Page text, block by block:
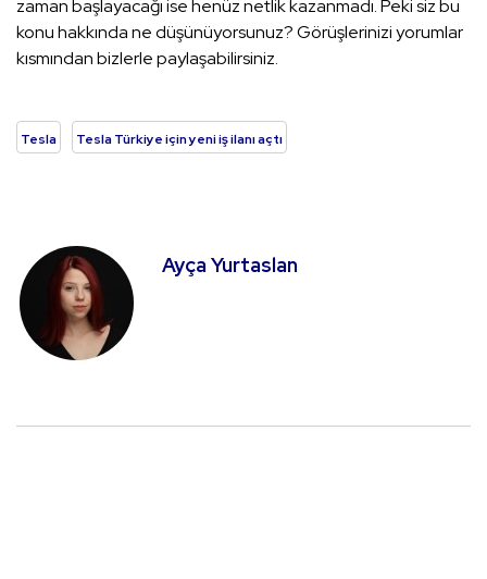
zaman başlayacağı ise henüz netlik kazanmadı. Peki siz bu
konu hakkında ne düşünüyorsunuz? Görüşlerinizi yorumlar
kısmından bizlerle paylaşabilirsiniz.
Tesla Tesla Türkiye için yeni iş ilanı açtı
Ayça Yurtaslan